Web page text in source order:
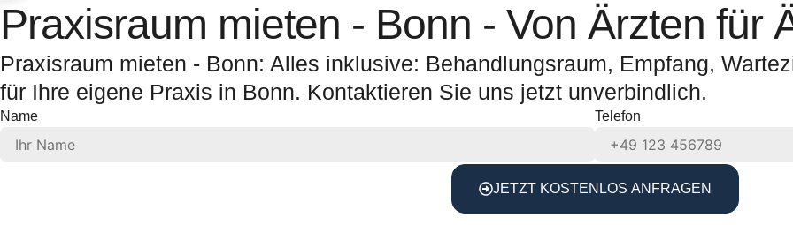
Praxisraum mieten - Bonn - Von Ärzten für
Praxisraum mieten - Bonn: Alles inklusive: Behandlungsraum, Empfang,
für Ihre eigene Praxis in Bonn. Kontaktieren Sie uns jetzt unverbindlich.
Name Telefon
JETZT KOSTENLOS ANFRAGEN